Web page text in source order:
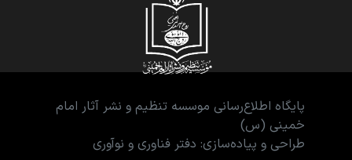
پایگاه اطلاع‌رسانی موسسه تنظیم و نشر آثار امام
خمینی (س)
طراحی و پیاده‌سازی: دفتر فناوری و نوآوری